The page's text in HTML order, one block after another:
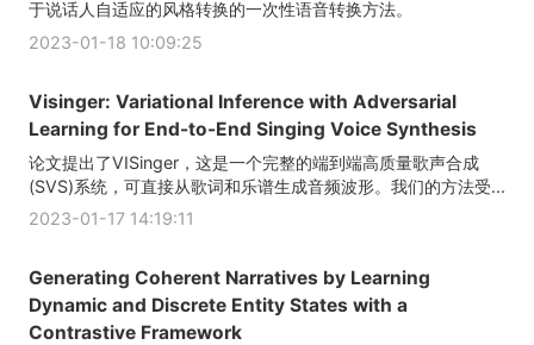
于说话人自适应的风格转换的一次性语音转换方法。
2023-01-18 10:09:25
Visinger: Variational Inference with Adversarial
Learning for End-to-End Singing Voice Synthesis
论文提出了VISinger，这是一个完整的端到端高质量歌声合成
(SVS)系统，可直接从歌词和乐谱生成音频波形。我们的方法受...
2023-01-17 14:19:11
Generating Coherent Narratives by Learning
Dynamic and Discrete Entity States with a
Contrastive Framework